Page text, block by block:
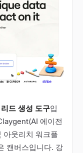
드 생성 도구입
에이전
아웃리치 워크플
캔버스입니다. 강